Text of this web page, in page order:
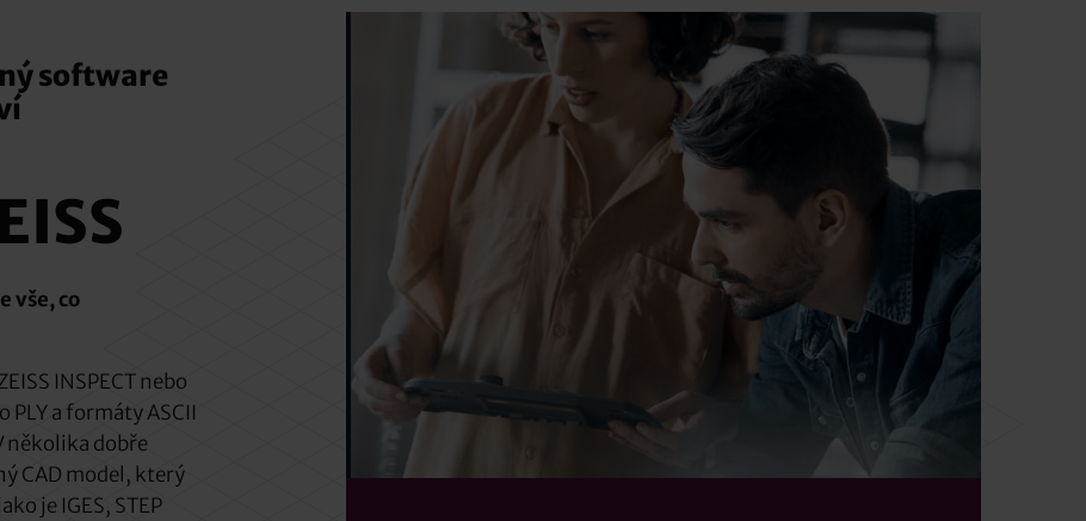
software
vše, co
INSPECT nebo
a formáty ASCII
několika dobře
CAD model, který
je IGES, STEP